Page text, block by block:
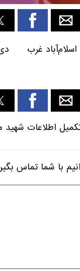
غرب
اطلاعات شهید
با شما تماس